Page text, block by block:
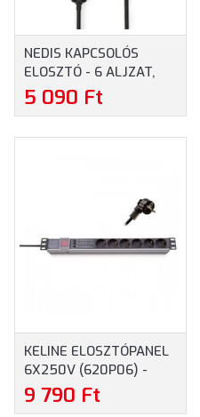
NEDIS KAPCSOLÓS
ELOSZTÓ - 6 ALJZAT,
5.0 MÉTER, 3680W, 16A
(ESOC650F2BK)
5 090 Ft
KELINE ELOSZTÓPANEL
6X250V (620P06) -
TÚLFESZÜLTSÉG
VÉDELEMMEL 1U, 19",
9 790 Ft